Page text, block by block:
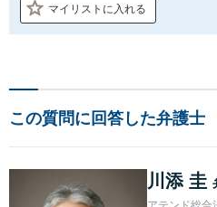
マイリストに入れる
この質問に回答した弁護士
川添 圭